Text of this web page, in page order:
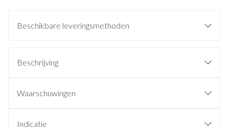
Beschikbare leveringsmethoden
Beschrijving
Waarschuwingen
Indicatie